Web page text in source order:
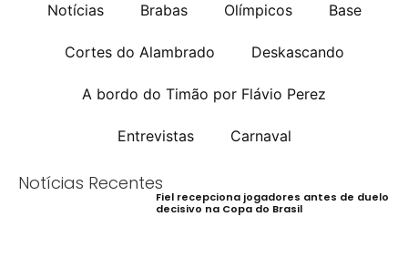
Notícias Brabas Olímpicos Base
Cortes do Alambrado Deskascando
A bordo do Timão por Flávio Perez
Entrevistas Carnaval
Notícias Recentes
Fiel recepciona jogadores antes de duelo
decisivo na Copa do Brasil